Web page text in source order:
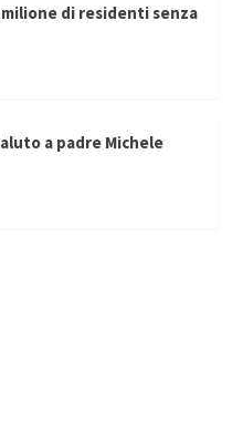
di residenti senza
a padre Michele